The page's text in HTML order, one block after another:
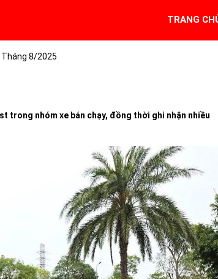
TRANG
Tháng 8/2025
trong nhóm xe bán chạy, đồng thời ghi nhận nhiều